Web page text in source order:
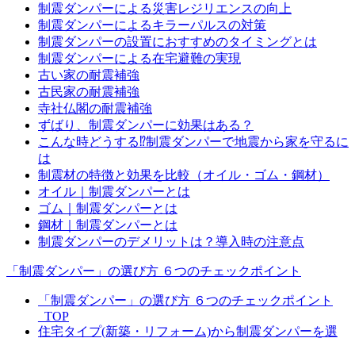
制震ダンパーによる災害レジリエンスの向上
制震ダンパーによるキラーパルスの対策
制震ダンパーの設置におすすめのタイミングとは
制震ダンパーによる在宅避難の実現
古い家の耐震補強
古民家の耐震補強
寺社仏閣の耐震補強
ずばり、制震ダンパーに効果はある？
こんな時どうする⁉制震ダンパーで地震から家を守るに
は
制震材の特徴と効果を比較（オイル・ゴム・鋼材）
オイル｜制震ダンパーとは
ゴム｜制震ダンパーとは
鋼材｜制震ダンパーとは
制震ダンパーのデメリットは？導入時の注意点
「制震ダンパー」の選び方 ６つのチェックポイント
「制震ダンパー」の選び方 ６つのチェックポイント
_TOP
住宅タイプ(新築・リフォーム)から制震ダンパーを選